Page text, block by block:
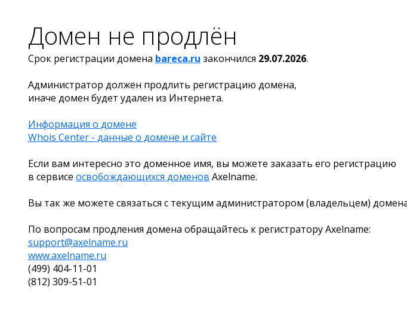
Домен не продлён
Срок регистрации домена bareca.ru закончился 29.07.2026.
Администратор должен продлить регистрацию домена,
иначе домен будет удален из Интернета.
Информация о домене
Whois Center - данные о домене и сайте
Если вам интересно это доменное имя, вы можете заказать его регистрацию
в сервисе освобождающихся доменов Axelname.
Вы так же можете связаться с текущим администратором (владельцем)
По вопросам продления домена обращайтесь к регистратору Axelname:
support@axelname.ru
www.axelname.ru
(499) 404-11-01
(812) 309-51-01